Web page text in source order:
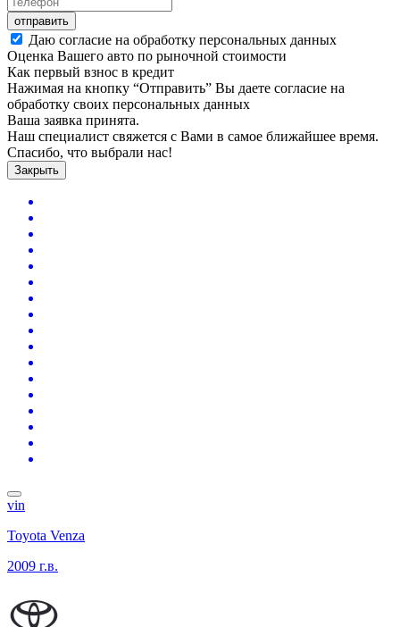
отправить
Даю согласие на обработку персональных данных
Оценка Вашего авто по рыночной стоимости
Как первый взнос в кредит
Нажимая на кнопку “Отправить” Вы даете согласие на
обработку своих персональных данных
Ваша заявка принята.
Наш специалист свяжется с Вами в самое ближайшее время.
Спасибо, что выбрали нас!
Закрыть
vin
Toyota Venza
2009 г.в.